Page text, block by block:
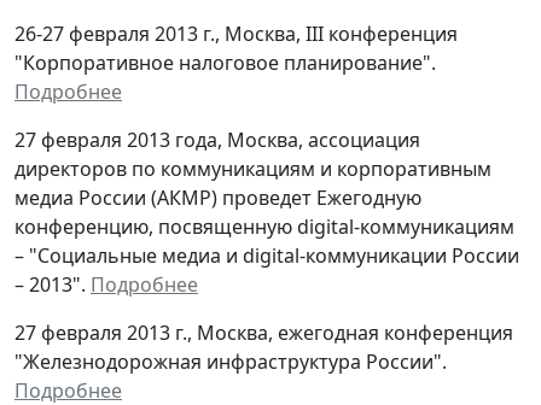
26-27 февраля 2013 г., Москва, III конференция
"Корпоративное налоговое планирование".
Подробнее
27 февраля 2013 года, Москва, ассоциация
директоров по коммуникациям и корпоративным
медиа России (АКМР) проведет Ежегодную
конференцию, посвященную digital-коммуникациям
– "Социальные медиа и digital-коммуникации России
– 2013". Подробнее
27 февраля 2013 г., Москва, ежегодная конференция
"Железнодорожная инфраструктура России".
Подробнее